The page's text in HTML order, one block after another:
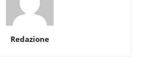
Redazione